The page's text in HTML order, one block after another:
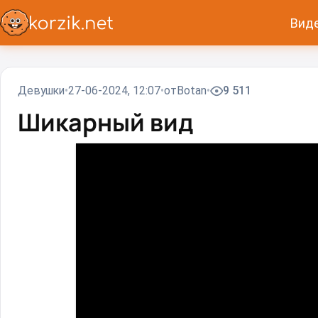
Девушки 27-06-2024, 12:07 от Вotan 9 511
Шикарный вид